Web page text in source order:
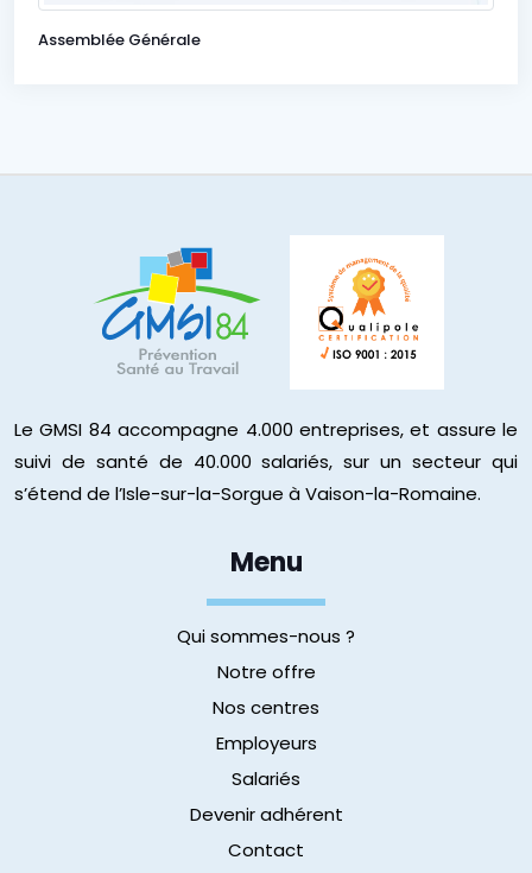
Assemblée Générale
Le GMSI 84 accompagne 4.000 entreprises, et assure le
suivi de santé de 40.000 salariés, sur un secteur qui
s’étend de l’Isle-sur-la-Sorgue à Vaison-la-Romaine.
Menu
Qui sommes-nous ?
Notre offre
Nos centres
Employeurs
Salariés
Devenir adhérent
Contact